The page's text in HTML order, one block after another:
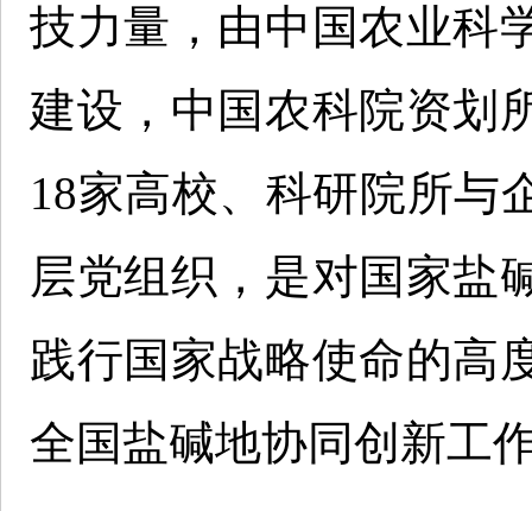
技力量，由中国农业科
建设，中国农科院资划
18家高校、科研院所与
层党组织，是对国家盐
践行国家战略使命的高
全国盐碱地协同创新工